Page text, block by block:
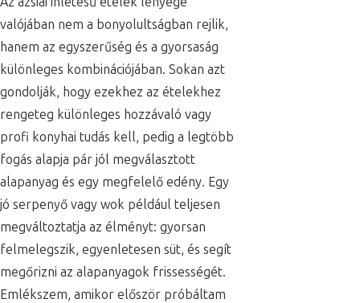
valójában nem a bonyolultságban rejlik,
hanem az egyszerűség és a gyorsaság
különleges kombinációjában. Sokan azt
gondolják, hogy ezekhez az ételekhez
rengeteg különleges hozzávaló vagy
profi konyhai tudás kell, pedig a legtöbb
fogás alapja pár jól megválasztott
alapanyag és egy megfelelő edény. Egy
jó serpenyő vagy wok például teljesen
megváltoztatja az élményt: gyorsan
felmelegszik, egyenletesen süt, és segít
megőrizni az alapanyagok frissességét.
Emlékszem, amikor először próbáltam